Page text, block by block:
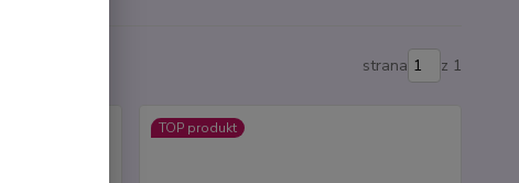
strana z 1
TOP produkt